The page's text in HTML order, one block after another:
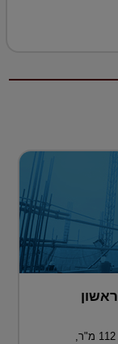
בראשון
וגם: בעפולה נמכרה דירת גן בת 5.5 חדרים, 112 מ"ר,